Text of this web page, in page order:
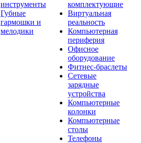
инструменты
Губные
гармошки и
мелодики
комплектующие
Виртуальная
реальность
Компьютерная
периферия
Офисное
оборудование
Фитнес-браслеты
Сетевые
зарядные
устройства
Компьютерные
колонки
Компьютерные
столы
Телефоны